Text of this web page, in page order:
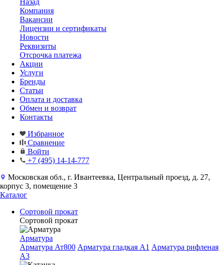
Назад
Компания
Вакансии
Лицензии и сертификаты
Новости
Реквизиты
Отсрочка платежа
Акции
Услуги
Бренды
Статьи
Оплата и доставка
Обмен и возврат
Контакты
Избранное
Сравнение
Войти
+7 (495) 14-14-777
Московская обл., г. Ивантеевка, Центральный проезд, д. 27,
корпус 3, помещение 3
Каталог
Сортовой прокат
Сортовой прокат
Арматура
Арматура Ат800 Арматура гладкая A1 Арматура рифленая
A3